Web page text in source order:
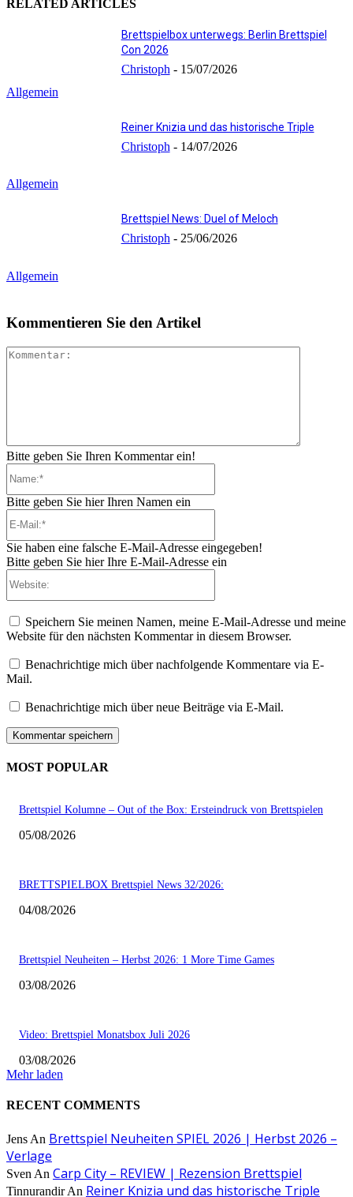
RELATED ARTICLES
Allgemein
Brettspielbox unterwegs: Berlin Brettspiel
Con 2026
Christoph - 15/07/2026
Allgemein
Reiner Knizia und das historische Triple
Christoph - 14/07/2026
Allgemein
Brettspiel News: Duel of Meloch
Christoph - 25/06/2026
Kommentieren Sie den Artikel
Bitte geben Sie Ihren Kommentar ein!
Bitte geben Sie hier Ihren Namen ein
Sie haben eine falsche E-Mail-Adresse eingegeben!
Bitte geben Sie hier Ihre E-Mail-Adresse ein
Speichern Sie meinen Namen, meine E-Mail-Adresse und meine
Website für den nächsten Kommentar in diesem Browser.
Benachrichtige mich über nachfolgende Kommentare via E-
Mail.
Benachrichtige mich über neue Beiträge via E-Mail.
MOST POPULAR
Brettspiel Kolumne – Out of the Box: Ersteindruck von Brettspielen
05/08/2026
BRETTSPIELBOX Brettspiel News 32/2026:
04/08/2026
Brettspiel Neuheiten – Herbst 2026: 1 More Time Games
03/08/2026
Video: Brettspiel Monatsbox Juli 2026
03/08/2026
Mehr laden
RECENT COMMENTS
Jens An Brettspiel Neuheiten SPIEL 2026 | Herbst 2026 –
Verlage
Sven An Carp City – REVIEW | Rezension Brettspiel
TinnurandirAn Reiner Knizia und das historische Triple